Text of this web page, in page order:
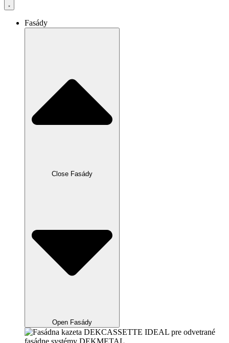
Fasády
Close Fasády
Open Fasády